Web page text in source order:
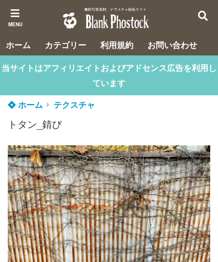
MENU
ホーム カテゴリー 利用規約
お問い合わせ
当サイトはアフィリエイトおよびアドセンス広告を利用し
ています
ホーム
テクスチャ
トタン_錆び